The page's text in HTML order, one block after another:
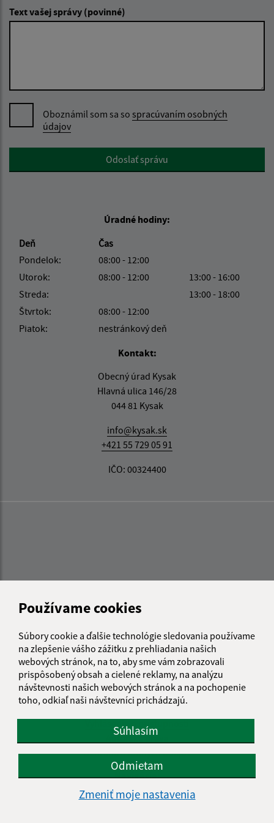
Používame cookies
Súbory cookie a ďalšie technológie sledovania používame
na zlepšenie vášho zážitku z prehliadania našich
webových stránok, na to, aby sme vám zobrazovali
prispôsobený obsah a cielené reklamy, na analýzu
návštevnosti našich webových stránok a na pochopenie
toho, odkiaľ naši návštevníci prichádzajú.
Súhlasím
Odmietam
Zmeniť moje nastavenia
Text vašej správy (povinné)
Oboznámil som sa so spracúvaním osobných
údajov
Google reCaptcha ResponseOdoslať správu
Úradné hodiny:
Deň
Čas
Pondelok:
08:00 - 12:00
Utorok:
08:00 - 12:00
13:00 - 16:00
Streda:
13:00 - 18:00
Štvrtok:
08:00 - 12:00
Piatok:
nestránkový deň
Kontakt:
Obecný úrad Kysak
Hlavná ulica 146/28
044 81 Kysak
info@kysak.sk
+421 55 729 05 91
IČO: 00324400
Informácie o stránke:
Vyhlásenie o prístupnosti
Autorské práva
Ochrana osobných údajov
Navigácia:
Vytlačiť aktuálnu stránku